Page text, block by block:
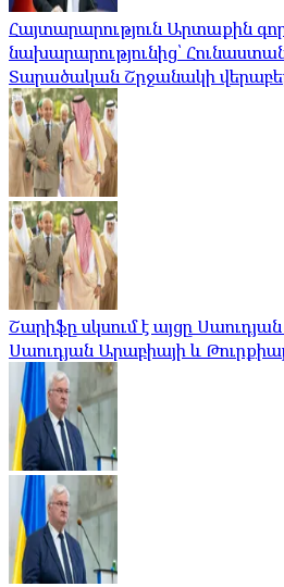
Հայտարարություն Արտաքին
նախարարությունից՝
Տարածական Շրջանակի
Շարիֆը սկսում է այցը
Սաուդյան Արաբիայի և